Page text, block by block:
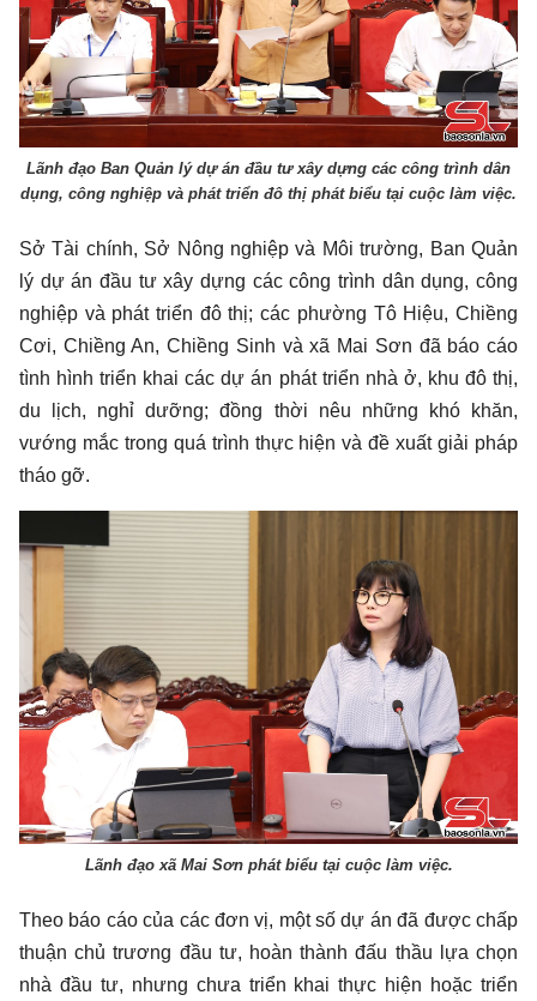
Lãnh đạo Ban Quản lý dự án đầu tư xây dựng các công trình dân
dụng, công nghiệp và phát triển đô thị phát biểu tại cuộc làm việc.
Sở Tài chính, Sở Nông nghiệp và Môi trường, Ban Quản
lý dự án đầu tư xây dựng các công trình dân dụng, công
nghiệp và phát triển đô thị; các phường Tô Hiệu, Chiềng
Cơi, Chiềng An, Chiềng Sinh và xã Mai Sơn đã báo cáo
tình hình triển khai các dự án phát triển nhà ở, khu đô thị,
du lịch, nghỉ dưỡng; đồng thời nêu những khó khăn,
vướng mắc trong quá trình thực hiện và đề xuất giải pháp
tháo gỡ.
Lãnh đạo xã Mai Sơn phát biểu tại cuộc làm việc.
Theo báo cáo của các đơn vị, một số dự án đã được chấp
thuận chủ trương đầu tư, hoàn thành đấu thầu lựa chọn
nhà đầu tư, nhưng chưa triển khai thực hiện hoặc triển